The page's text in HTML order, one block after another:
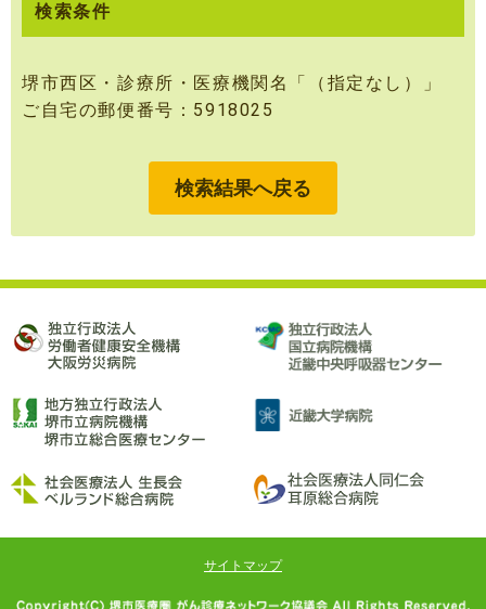
検索条件
検索結果へ戻る
堺市西区・診療所・医療機関名「（指定なし）」
ご自宅の郵便番号：5918025
サイトマップ